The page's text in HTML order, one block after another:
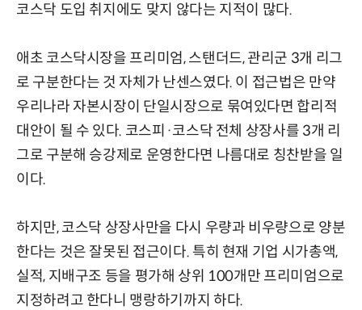
코스닥 도입 취지에도 맞지 않다는 지적이 많다.
애초 코스닥시장을 프리미엄, 스탠더드, 관리군 3개 리그
로 구분한다는 것 자체가 난센스였다. 이 접근법은 만약
우리나라 자본시장이 단일시장으로 묶여있다면 합리적
대안이 될 수 있다. 코스피·코스닥 전체 상장사를 3개 리
그로 구분해 승강제로 운영한다면 나름대로 칭찬받을 일
이다.
하지만, 코스닥 상장사만을 다시 우량과 비우량으로 양분
한다는 것은 잘못된 접근이다. 특히 현재 기업 시가총액,
실적, 지배구조 등을 평가해 상위 100개만 프리미엄으로
지정하려고 한다니 맹랑하기까지 하다.